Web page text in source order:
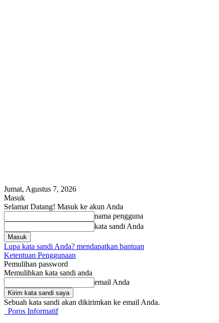
Jumat, Agustus 7, 2026
Masuk
Selamat Datang! Masuk ke akun Anda
nama pengguna
kata sandi Anda
Lupa kata sandi Anda? mendapatkan bantuan
Ketentuan Penggunaan
Pemulihan password
Memulihkan kata sandi anda
email Anda
Sebuah kata sandi akan dikirimkan ke email Anda.
Poros Informatif